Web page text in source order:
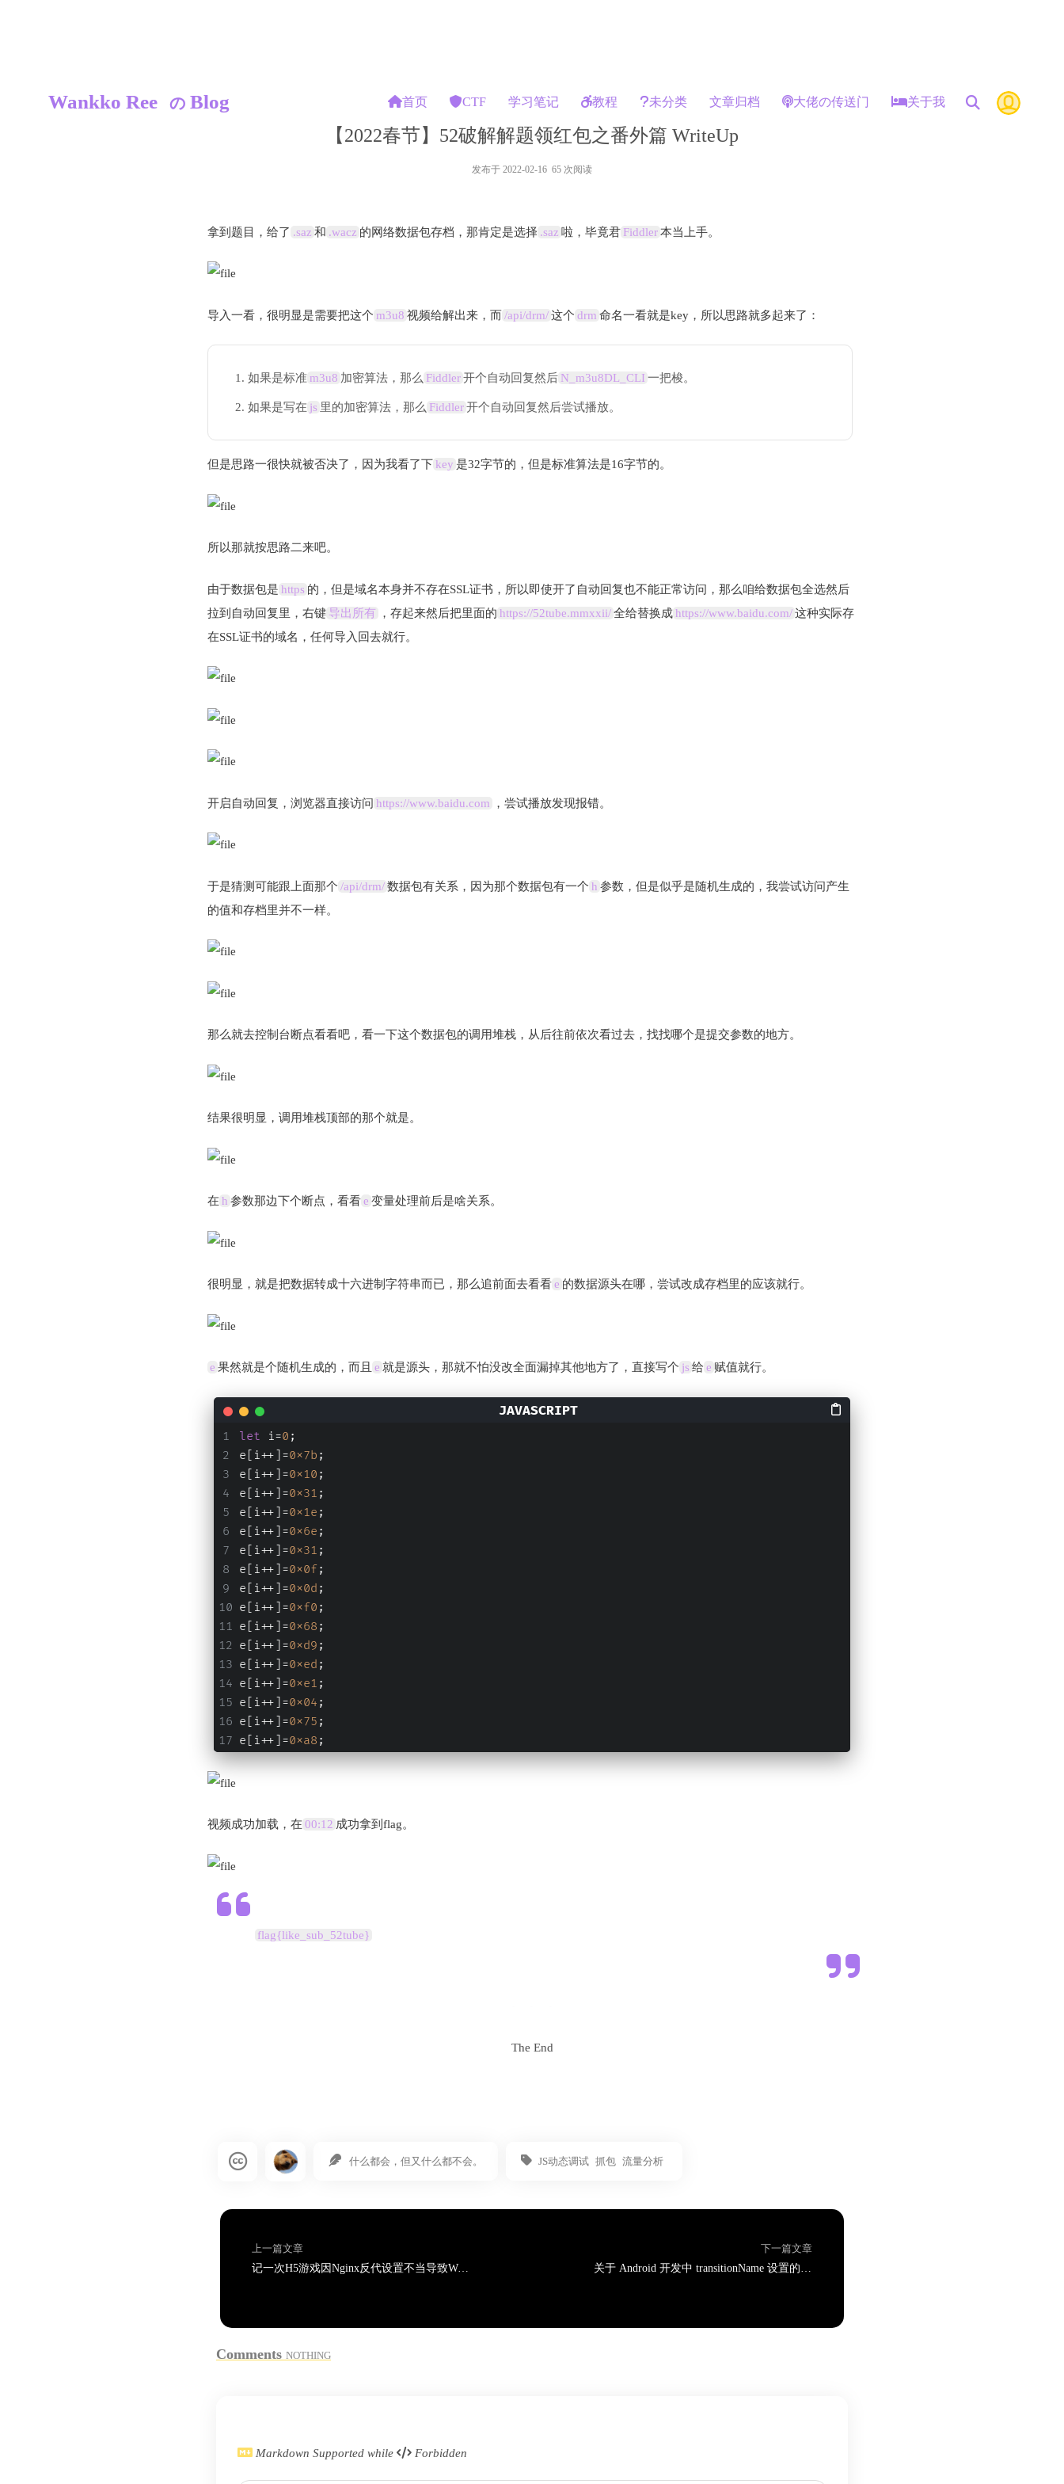
Wankko Ree の Blog 首页 CTF 学习笔记 教程 未分类 文章归档 大佬の传送门 关于我
【2022春节】52破解解题领红包之番外篇 WriteUp
发布于 2022-02-16 65 次阅读
拿到题目，给了 .saz 和 .wacz 的网络数据包存档，那肯定是选择 .saz 啦，毕竟君 Fiddler本当上手。
导入一看，很明显是需要把这个 m3u8 视频给解出来，而 /api/drm/这个 drm 命名一看就是key，所以思路就多起来了：
如果是标准m3u8 加密算法，那么 Fiddler开个自动回复然后 N_m3u8DL_CLI 一把梭。
如果是写在 js 里的加密算法，那么 Fiddler开个自动回复然后尝试播放。
但是思路一很快就被否决了，因为我看了下key 是32字节的，但是标准算法是16字节的。
所以那就按思路二来吧。
由于数据包是 https 的，但是域名本身并不存在SSL证书，所以即使开了自动回复也不能正常访问，那么咱给数据包全选然后
拉到自动回复里，右键 导出所有 ，存起来然后把里面的 https://52tube.mmxxii/全给替换成https://www.baidu.com/这种实际存
在SSL证书的域名，任何导入回去就行。
开启自动回复，浏览器直接访问 https://www.baidu.com ，尝试播放发现报错。
于是猜测可能跟上面那个 /api/drm/数据包有关系，因为那个数据包有一个 h 参数，但是似乎是随机生成的，我尝试访问产生
的值和存档里并不一样。
那么就去控制台断点看看吧，看一下这个数据包的调用堆栈，从后往前依次看过去，找找哪个是提交参数的地方。
结果很明显，调用堆栈顶部的那个就是。
在 h 参数那边下个断点，看看e 变量处理前后是啥关系。
很明显，就是把数据转成十六进制字符串而已，那么追前面去看看e 的数据源头在哪，尝试改成存档里的应该就行。
e 果然就是个随机生成的，而且 e 就是源头，那就不怕没改全面漏掉其他地方了，直接写个 js 给 e 赋值就行。
let i=0 ;
e[i++]=0x7b ;
e[i++]=0x10 ;
e[i++]=0x31 ;
e[i++]=0x1e ;
e[i++]=0x6e ;
e[i++]=0x31 ;
e[i++]=0x0f;
e[i++]=0x0d ;
e[i++]=0xf0 ;
e[i++]=0x68 ;
e[i++]=0xd9 ;
e[i++]=0xed ;
e[i++]=0xe1 ;
e[i++]=0x04 ;
e[i++]=0x75 ;
e[i++]=0xa8 ;
视频成功加载，在 00:12 成功拿到flag。
flag{like_sub_52tube}
The End
什么都会，但又什么都不会。 JS动态调试 抓包 流量分析
上一篇文章
记一次H5游戏因Nginx反代设置不当导致Websocket降级为HTTP引起的卡顿
下一篇文章
Comments NOTHING
Markdown Supported while Forbidden